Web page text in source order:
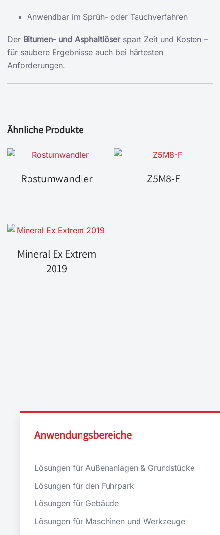
Anwendbar im Sprüh- oder Tauchverfahren
Der Bitumen- und Asphaltlöserspart Zeit und Kosten –
für saubere Ergebnisse auch bei härtesten
Anforderungen.
Ähnliche Produkte
Rostumwandler Z5M8-F
Mineral Ex Extrem
2019
Anwendungsbereiche
Lösungen für Außenanlagen & Grundstücke
Lösungen für den Fuhrpark
Lösungen für Gebäude
Lösungen für Maschinen und Werkzeuge